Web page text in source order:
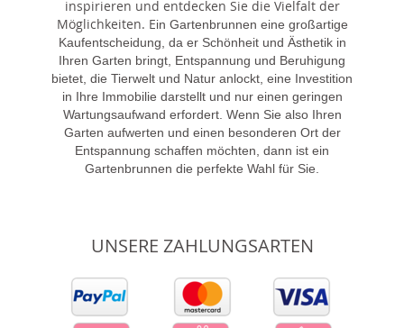
inspirieren und entdecken Sie die Vielfalt der
Möglichkeiten. Ein Gartenbrunnen eine großartige
Kaufentscheidung, da er Schönheit und Ästhetik in
Ihren Garten bringt, Entspannung und Beruhigung
bietet, die Tierwelt und Natur anlockt, eine Investition
in Ihre Immobilie darstellt und nur einen geringen
Wartungsaufwand erfordert. Wenn Sie also Ihren
Garten aufwerten und einen besonderen Ort der
Entspannung schaffen möchten, dann ist ein
Gartenbrunnen die perfekte Wahl für Sie.
UNSERE ZAHLUNGSARTEN